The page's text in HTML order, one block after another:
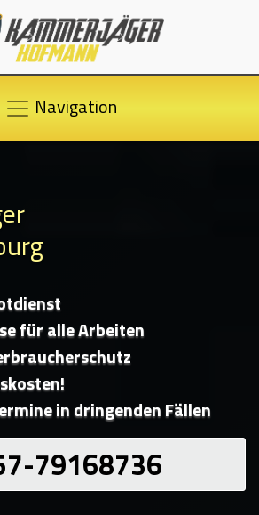
Navigation
für alle Arbeiten
in dringenden Fällen
79168736